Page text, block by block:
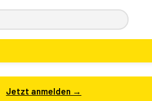
Jetzt anmelden →